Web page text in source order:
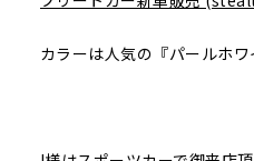
カラーは人気の『パールホ